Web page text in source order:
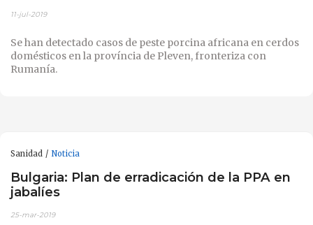
11-jul-2019
Se han detectado casos de peste porcina africana en cerdos
domésticos en la província de Pleven, fronteriza con
Rumanía.
Sanidad Noticia
Bulgaria: Plan de erradicación de la PPA en
jabalíes
25-mar-2019